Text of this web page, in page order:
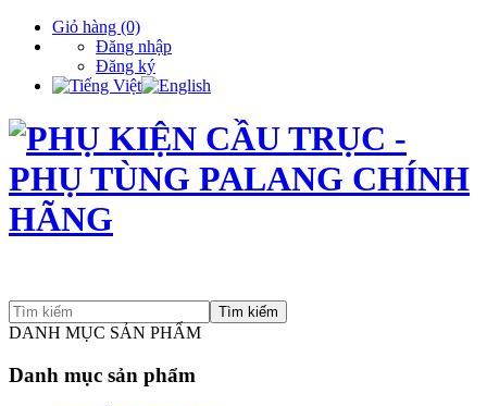
Giỏ hàng (0)
Đăng nhập
Đăng ký
Tìm kiếm
DANH MỤC SẢN PHẨM
Danh mục sản phẩm